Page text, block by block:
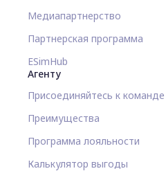
Медиапартнерство
Партнерская программа
ESimHub
Агенту
Присоединяйтесь к команде
Преимущества
Программа лояльности
Калькулятор выгоды